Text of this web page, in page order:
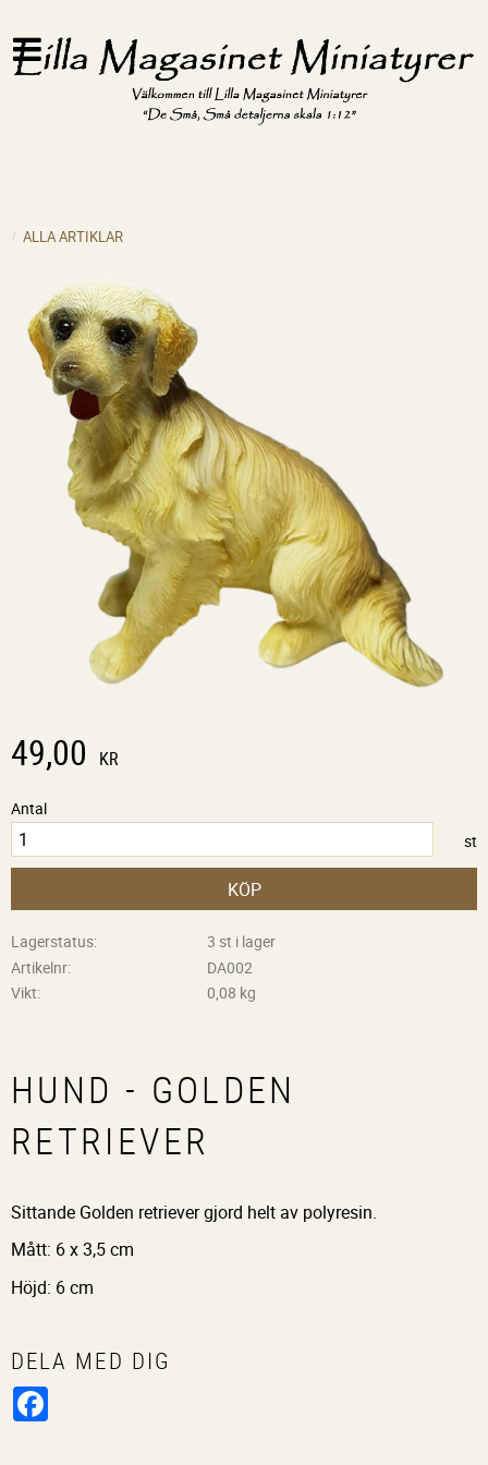
ALLA ARTIKLAR
49,00 KR
Antal
st
KÖP
Lagerstatus
3 st i lager
Artikelnr
DA002
Vikt
0,08 kg
HUND - GOLDEN
RETRIEVER
Sittande Golden retriever gjord helt av polyresin.
Mått: 6 x 3,5 cm
Höjd: 6 cm
DELA MED DIG